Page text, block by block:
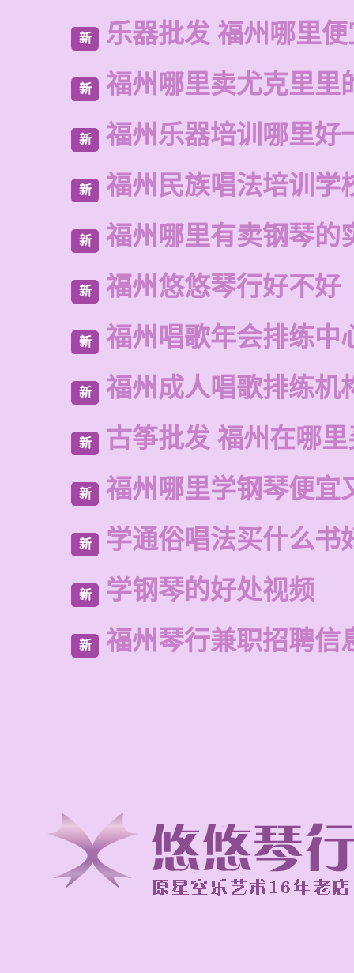
新 乐器批发 福州哪里
新 福州哪里卖尤克里里
新 福州乐器培训哪里好
新 福州民族唱法培训学
新 福州哪里有卖钢琴的
新 福州悠悠琴行好不好
新 福州唱歌年会排练中
新 福州成人唱歌排练机
新 古筝批发 福州在哪
新 福州哪里学钢琴便宜
新 学通俗唱法买什么书
新 学钢琴的好处视频
新 福州琴行兼职招聘信